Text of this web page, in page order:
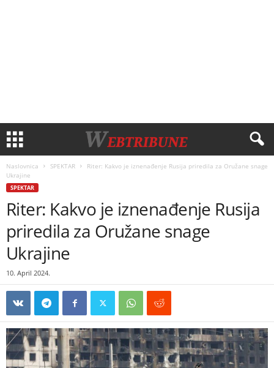
Naslovnica SPEKTAR
Riter: Kakvo je iznenađenje Rusija priredila za Oružane snage
Ukrajine
SPEKTAR
Riter: Kakvo je iznenađenje Rusija
priredila za Oružane snage
Ukrajine
10. April 2024.